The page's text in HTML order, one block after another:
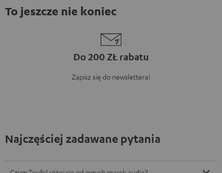
To jeszcze nie koniec
Do 200 ZŁ rabatu
Zapisz się do newslettera!
Najczęściej zadawane pytania